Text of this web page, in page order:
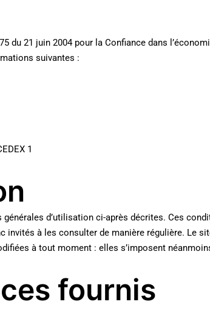
du 21 juin 2004 pour la Confiance dans
suivantes :
1
d’utilisation ci-après décrites. Ces
à les consulter de manière régulière. Le
à tout moment : elles s’imposent
fournis